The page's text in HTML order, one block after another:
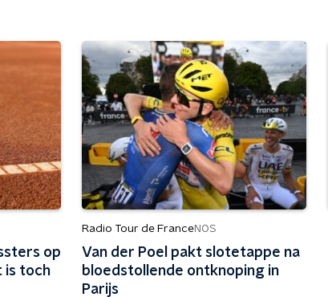
op
is toch
Radio Tour de FranceNOS
Van der Poel pakt slotetappe na
bloedstollende ontknoping in
Parijs